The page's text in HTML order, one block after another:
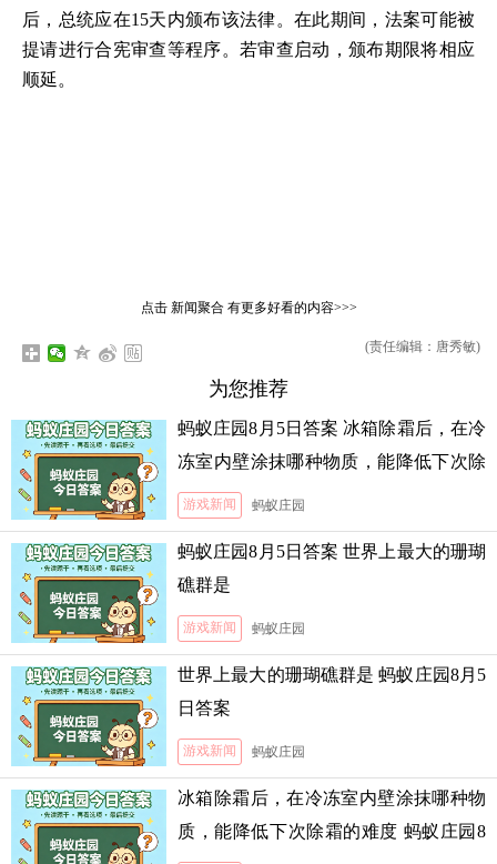
后，总统应在15天内颁布该法律。在此期间，法案可能被
提请进行合宪审查等程序。若审查启动，颁布期限将相应
顺延。
点击 新闻聚合有更多好看的内容>>>
(责任编辑：唐秀敏)
为您推荐
蚂蚁庄园8月5日答案 冰箱除霜后，在冷
冻室内壁涂抹哪种物质，能降低下次除
霜的难度
游戏新闻 蚂蚁庄园
蚂蚁庄园8月5日答案 世界上最大的珊瑚
礁群是
游戏新闻 蚂蚁庄园
世界上最大的珊瑚礁群是 蚂蚁庄园8月5
日答案
游戏新闻 蚂蚁庄园
冰箱除霜后，在冷冻室内壁涂抹哪种物
质，能降低下次除霜的难度 蚂蚁庄园8